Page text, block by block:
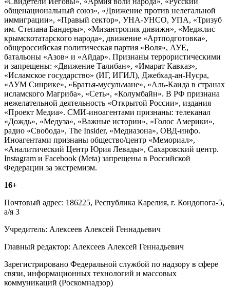
общенациональный союз», «Движение против нелегальной
иммиграции», «Правый сектор», УНА-УНСО, УПА, «Тризуб
им. Степана Бандеры», «Мизантропик дивижн», «Меджлис
крымскотатарского народа», движение «Артподготовка»,
общероссийская политическая партия «Воля», АУЕ,
батальоны «Азов» и «Айдар». Признаны террористическими
и запрещены: «Движение Талибан», «Имарат Кавказ»,
«Исламское государство» (ИГ, ИГИЛ), Джебхад-ан-Нусра,
«АУМ Синрике», «Братья-мусульмане», «Аль-Каида в странах
исламского Магриба», «Сеть», «Колумбайн». В РФ признана
нежелательной деятельность «Открытой России», издания
«Проект Медиа». СМИ-иноагентами признаны: телеканал
«Дождь», «Медуза», «Важные истории», «Голос Америки»,
радио «Свобода», The Insider, «Медиазона», ОВД-инфо.
Иноагентами признаны общество/центр «Мемориал»,
«Аналитический Центр Юрия Левады», Сахаровский центр.
Instagram и Facebook (Metа) запрещены в Российской
Федерации за экстремизм.
16+
Почтовый адрес: 186225, Республика Карелия, г. Кондопога-5,
а/я 3
Учредитель: Алексеев Алексей Геннадьевич
Главный редактор: Алексеев Алексей Геннадьевич
Зарегистрировано Федеральной службой по надзору в сфере
связи, информационных технологий и массовых
коммуникаций (Роскомнадзор)